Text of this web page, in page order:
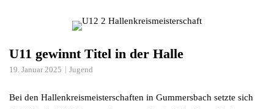
U11 gewinnt Titel in der Halle
19. Januar 2025 Jugend
Bei den Hallenkreismeisterschaften in Gummersbach setzte sich